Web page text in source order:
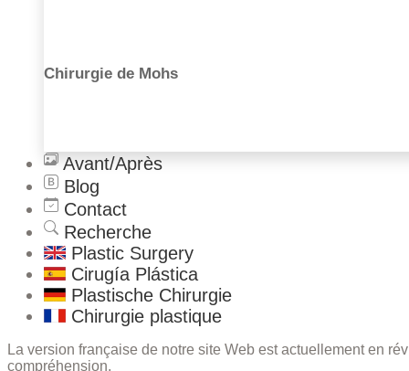
Chirurgie de Mohs
Avant/Après
Blog
Contact
Recherche
Plastic Surgery
Cirugía Plástica
Plastische Chirurgie
Chirurgie plastique
La version française de notre site Web est actuellement en
compréhension.